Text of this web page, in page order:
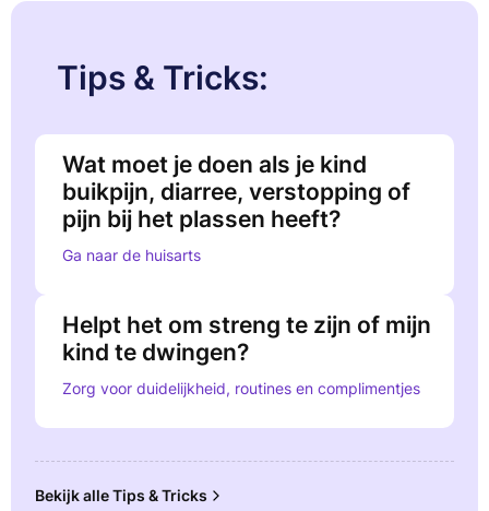
Tips & Tricks:
Wat moet je doen als je kind
buikpijn, diarree, verstopping of
pijn bij het plassen heeft?
Ga naar de huisarts
Helpt het om streng te zijn of mijn
kind te dwingen?
Zorg voor duidelijkheid, routines en complimentjes
Bekijk alle Tips & Tricks